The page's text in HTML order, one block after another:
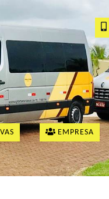
EMPRESA